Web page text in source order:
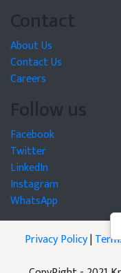
Contact
About Us
Contact Us
Careers
Follow us
Facebook
Twitter
LinkedIn
Instagram
WhatsApp
Privacy Policy|